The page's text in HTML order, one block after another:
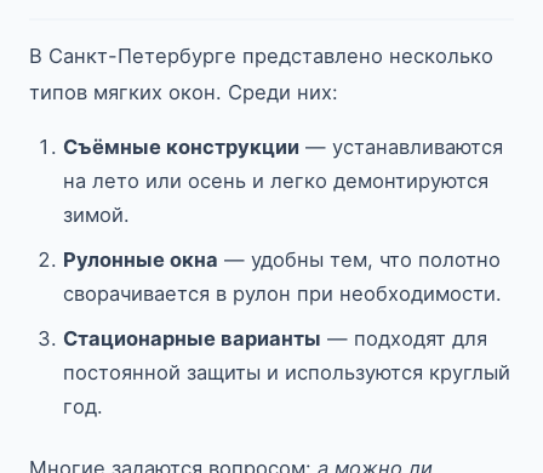
В Санкт-Петербурге представлено несколько
типов мягких окон. Среди них:
Съёмные конструкции — устанавливаются
на лето или осень и легко демонтируются
зимой.
Рулонные окна — удобны тем, что полотно
сворачивается в рулон при необходимости.
Стационарные варианты — подходят для
постоянной защиты и используются круглый
год.
Многие задаются вопросом: а можно ли